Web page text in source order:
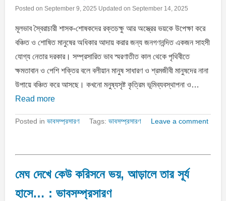
Posted on September 9, 2025 Updated on September 14, 2025
মূলভাব স্বৈরাচারী শাসক-শােষকদের রক্তচক্ষু আর অস্ত্রের ভয়কে উপেক্ষা করে
বঞ্চিত ও শােষিত মানুষের অধিকার আদায় করার জন্য জনগণনন্দিত একজন সাহসী
যােগ্য নেতার দরকার। সম্প্রসারিত ভাব স্মরণাতীত কাল থেকে পৃথিবীতে
ক্ষমতাবান ও পেশি শক্তির বলে বলীয়ান মানুষ সাধারণ ও শ্রমজীবী মানুষদের নানা
উপায়ে বঞ্চিত করে আসছে। কখনাে মনুষ্যসৃষ্ট কৃত্রিম ভূমিব্যবস্থাপনা ও…
Read more
Posted in ভাবসম্প্রসারণ Tags: ভাবসম্প্রসারণ Leave a comment
মেঘ দেখে কেউ করিসনে ভয়, আড়ালে তার সূর্য
হাসে… : ভাবসম্প্রসারণ